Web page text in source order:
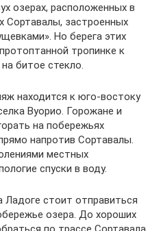
озерах, расположенных в
Сортавалы, застроенных
Но берега этих
тропинке к
битое стекло.
находится к юго-востоку
Вуорио. Горожане и
на побережьях
напротив Сортавалы.
местных
спуски в воду.
Ладоге стоит отправиться
озера. До хороших